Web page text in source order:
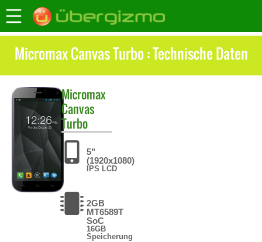
Micromax Canvas Turbo : Technische Daten
Micromax
Canvas
Turbo
5"
(1920x1080)
IPS LCD
2GB
MT6589T
SoC
16GB
Speicherung